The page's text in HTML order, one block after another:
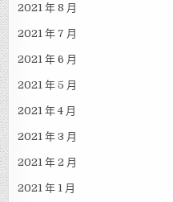
2021 年 8 月
2021 年 7 月
2021 年 6 月
2021 年 5 月
2021 年 4 月
2021 年 3 月
2021 年 2 月
2021 年 1 月